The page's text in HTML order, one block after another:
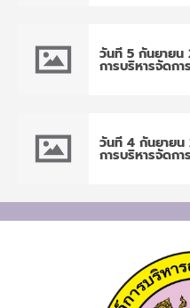
วันที่ 5 กันยายน
การบริหารจัดก
วันที่ 4 กันยายน
การบริหารจัดก
ตำบลปะตง อำ